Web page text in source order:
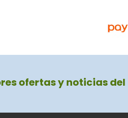
ofertas y noticias del